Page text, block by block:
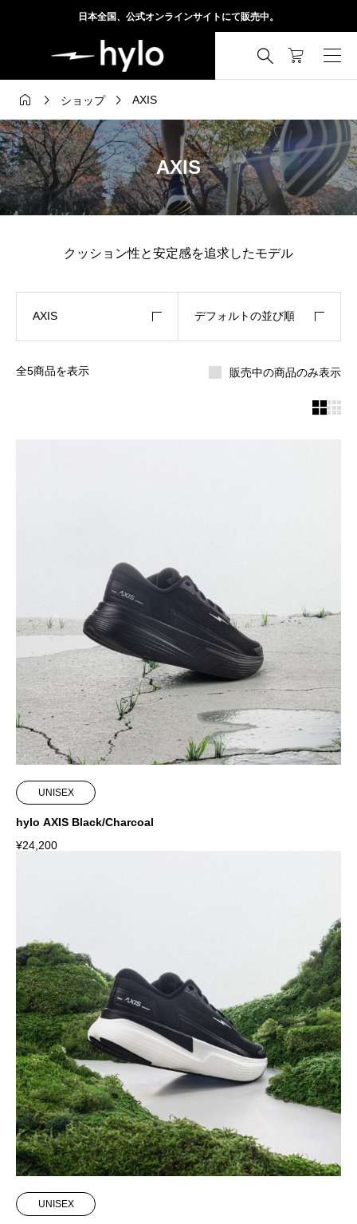
日本全国、公式オンラインサイトにて販売中。

  ショップ  AXIS
AXIS
クッション性と安定感を追求したモデル
全5商品を表示
AXIS デフォルトの並び順
販売中の商品のみ表示

UNISEX
hylo AXIS Black/Charcoal
¥24,200
UNISEX